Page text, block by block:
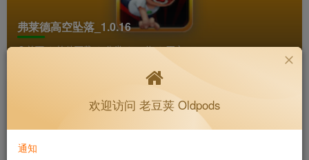
弗莱德高空坠落_1.0.16
首页 软件下载 分类 32位 正文
4个月前更新
软件信息
欢迎访问 老豆荚 Oldpods
通知